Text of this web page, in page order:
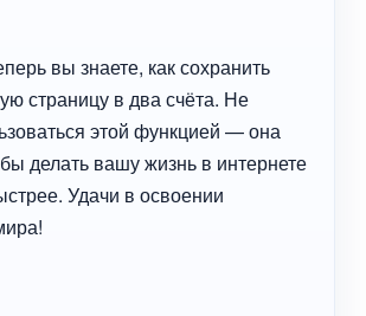
вы знаете, как сохранить
страницу в два счёта. Не
этой функцией — она
делать вашу жизнь в интернете
Удачи в освоении